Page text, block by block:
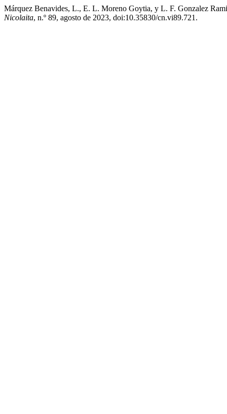
Márquez Benavides, L., E. L. Moreno Goytia, y L. F. Gonzalez
Nicolaita, n.º 89, agosto de 2023, doi:10.35830/cn.vi89.721.